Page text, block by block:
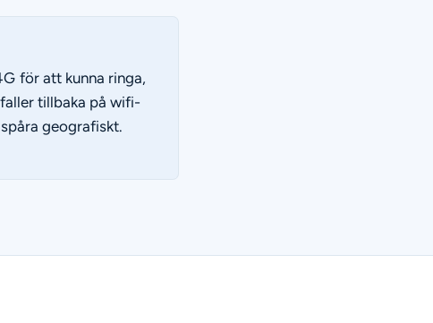
för att kunna ringa,
tillbaka på wifi-
geografiskt.